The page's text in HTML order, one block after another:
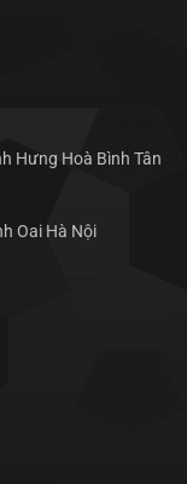
Hưng Hoà Bình Tân
Oai Hà Nội